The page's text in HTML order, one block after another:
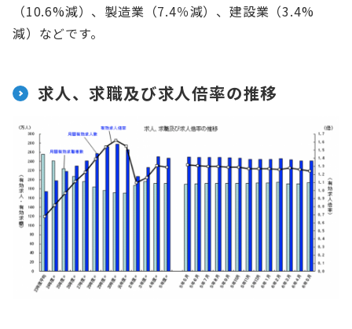
（10.6%減）、製造業（7.4％減）、建設業（3.4%
減）などです。
求人、求職及び求人倍率の推移